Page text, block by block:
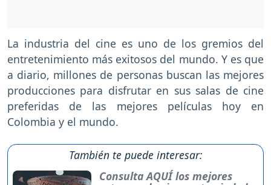
La industria del cine es uno de los gremios del
entretenimiento más exitosos del mundo. Y es que
a diario, millones de personas buscan las mejores
producciones para disfrutar en sus salas de cine
preferidas de las mejores películas hoy en
Colombia y el mundo.
También te puede interesar:
Consulta AQUÍ los mejores